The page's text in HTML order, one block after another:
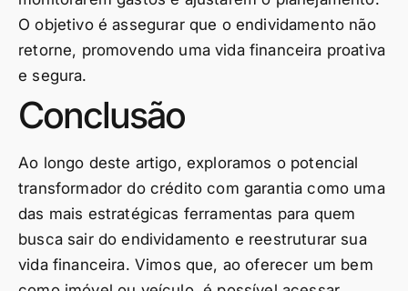
O objetivo é assegurar que o endividamento não
retorne, promovendo uma vida financeira proativa
e segura.
Conclusão
Ao longo deste artigo, exploramos o potencial
transformador do crédito com garantia como uma
das mais estratégicas ferramentas para quem
busca sair do endividamento e reestruturar sua
vida financeira. Vimos que, ao oferecer um bem